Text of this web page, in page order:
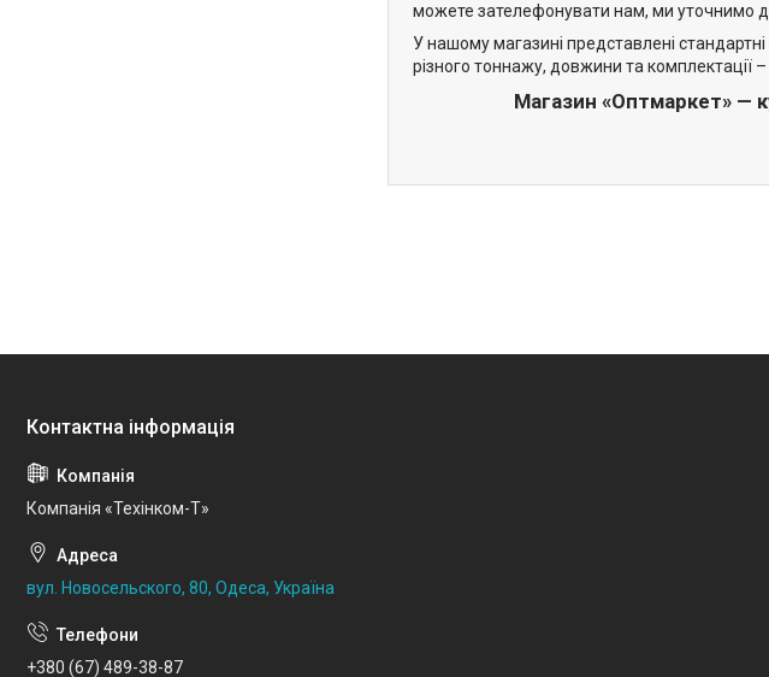
можете зателефонувати нам, ми уточнимо
У нашому магазині представлені
різного тоннажу, довжини та
Магазин «Оптмаркет» —
Компанія «Техінком-Т»
вул. Новосельского, 80, Одеса, Україна
+380 (67) 489-38-87